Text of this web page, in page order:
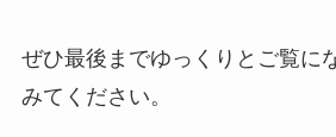
ぜひ最後までゆっくりとご覧に
みてください。